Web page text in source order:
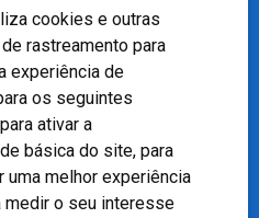
cookies e outras
rastreamento para
experiência de
os seguintes
para ativar a
básica do site, para
uma melhor experiência
medir o seu interesse
andar - Teresópolis, Porto Alegre -